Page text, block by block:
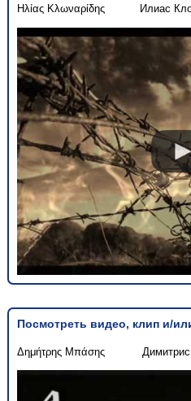
Ηλίας Κλωναρίδης Илиас
Посмотреть видео, клип и/
Δημήτρης Μπάσης